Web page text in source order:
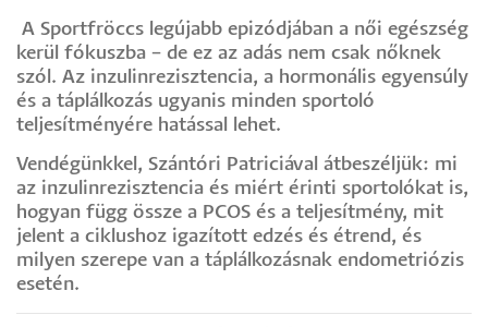
A Sportfröccs legújabb epizódjában a női egészség
kerül fókuszba – de ez az adás nem csak nőknek
szól. Az inzulinrezisztencia, a hormonális egyensúly
és a táplálkozás ugyanis minden sportoló
teljesítményére hatással lehet.
Vendégünkkel, Szántóri Patriciával átbeszéljük: mi
az inzulinrezisztencia és miért érinti sportolókat is,
hogyan függ össze a PCOS és a teljesítmény, mit
jelent a ciklushoz igazított edzés és étrend, és
milyen szerepe van a táplálkozásnak endometriózis
esetén.